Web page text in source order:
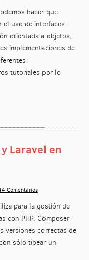
hacer que
el uso de interfaces.
orientada a objetos,
implementaciones de
tutoriales por lo
Laravel en
Comentarios
para la gestión de
con PHP. Composer
versiones correctas de
sólo tipear un